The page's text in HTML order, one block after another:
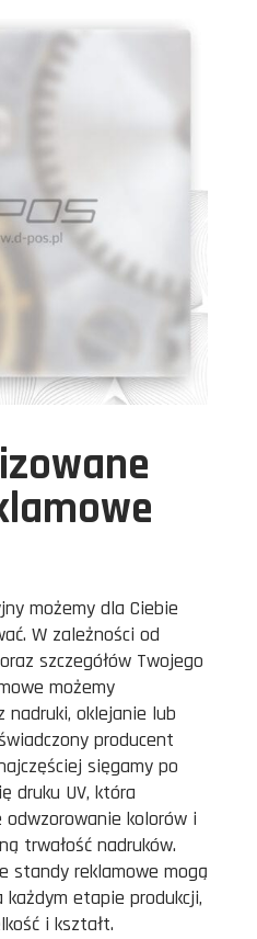
możemy dla Ciebie
W zależności od
szczegółów Twojego
możemy
nadruki, oklejanie lub
producent
sięgamy po
druku UV, która
kolorów i
trwałość nadruków.
standy reklamowe mogą
etapie produkcji,
i kształt.